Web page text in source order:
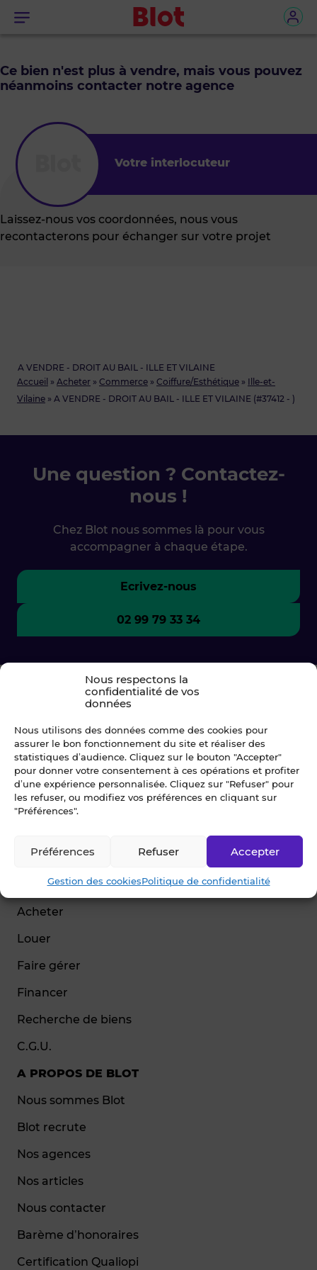
Nous respectons la
confidentialité de vos
données
Nous utilisons des données comme des cookies pour
assurer le bon fonctionnement du site et réaliser des
statistiques d’audience. Cliquez sur le bouton "Accepter"
pour donner votre consentement à ces opérations et profiter
d’une expérience personnalisée. Cliquez sur "Refuser" pour
les refuser, ou modifiez vos préférences en cliquant sur
"Préférences".
Accepter
Refuser
Préférences
Gestion des cookiesPolitique de confidentialité
Menu
Accueil » Acheter » Commerce » Coiffure/Esthétique » Ille-et-
Vilaine » A VENDRE - DROIT AU BAIL - ILLE ET VILAINE (#37412 - )
A VENDRE - DROIT AU BAIL - ILLE ET VILAINE
Ce bien n'est plus à vendre, mais vous pouvez
néanmoins contacter notre agence
Votre interlocuteur
Laissez-nous vos coordonnées, nous vous
recontacterons pour échanger sur votre projet
Une question ? Contactez-
nous !
Chez Blot nous sommes là pour vous
accompagner à chaque étape.
Ecrivez-nous
02 99 79 33 34
© Blot 2026
Vendre
Estimer
Acheter
Louer
Faire gérer
Financer
Recherche de biens
C.G.U.
A PROPOS DE BLOT
Nous sommes Blot
Blot recrute
Nos agences
Nos articles
Nous contacter
Barème d’honoraires
Certification Qualiopi